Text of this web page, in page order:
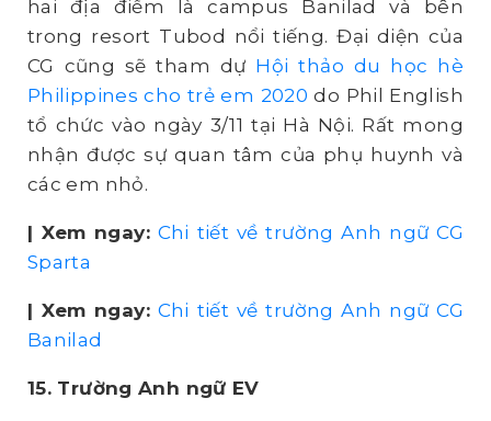
hai địa điểm là campus Banilad và bên
trong resort Tubod nổi tiếng. Đại diện của
CG cũng sẽ tham dự Hội thảo du học hè
Philippines cho trẻ em 2020 do Phil English
tổ chức vào ngày 3/11 tại Hà Nội. Rất mong
nhận được sự quan tâm của phụ huynh và
các em nhỏ.
| Xem ngay: Chi tiết về trường Anh ngữ CG
Sparta
| Xem ngay: Chi tiết về trường Anh ngữ CG
Banilad
15. Trường Anh ngữ EV